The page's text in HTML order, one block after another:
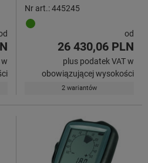
Nr art.: 445245
od
26 430,06 PLN
plus podatek VAT w
obowiązującej wysokości
2 wariantów